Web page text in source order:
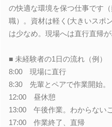
の快適な環境を保つ仕事です
職）。資材は軽く(大きいスポ
は少なめ。現場へは直行直帰が
■ 未経験者の1日の流れ（例）
8:00 現場に直行
8:30 先輩とペアで作業開始。
12:00 昼休憩
13:00 午後作業。わからない
17:00 作業終了、直帰